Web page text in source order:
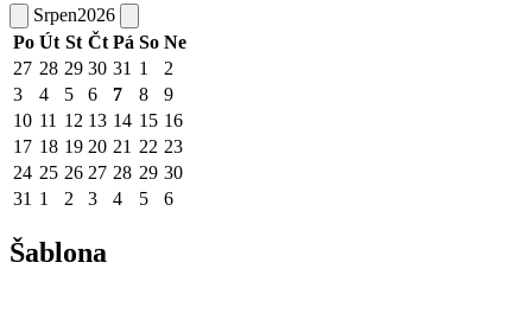
Srpen2026
Po Út St Čt Pá So Ne
27 28 29 30 31 1
2
3
4 5 6 7 8
9
10 11 12 13 14 15 16
17 18 19 20 21 22 23
24 25 26 27 28 29 30
31 1 2 3 4 5 6
Šablona